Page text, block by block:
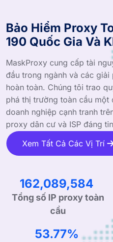
Bảo Hiểm Proxy
190 Quốc Gia Và
MaskProxy cung cấp tài
đầu trong ngành và các
hoàn toàn. Chúng tôi trao
phá thị trường toàn cầu một
doanh nghiệp cạnh tranh
proxy dân cư và ISP đáng
Xem Tất Cả Các Vị Trí
280,473,485
Tổng số IP proxy toàn
cầu
93.04%